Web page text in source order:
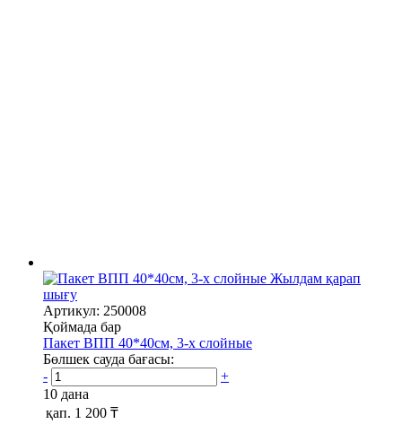
Жылдам қарап
шығу
Артикул: 250008
Қоймада бар
Пакет ВПП 40*40см, 3-х слойные
Бөлшек сауда бағасы:
-
+
10 дана
қап. 1 200 ₸